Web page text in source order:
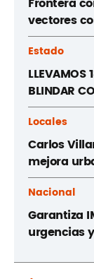
vectores
Estado
LLEVAMOS
BLINDAR
Locales
Carlos
mejora
Nacional
Garantiza
urgencias